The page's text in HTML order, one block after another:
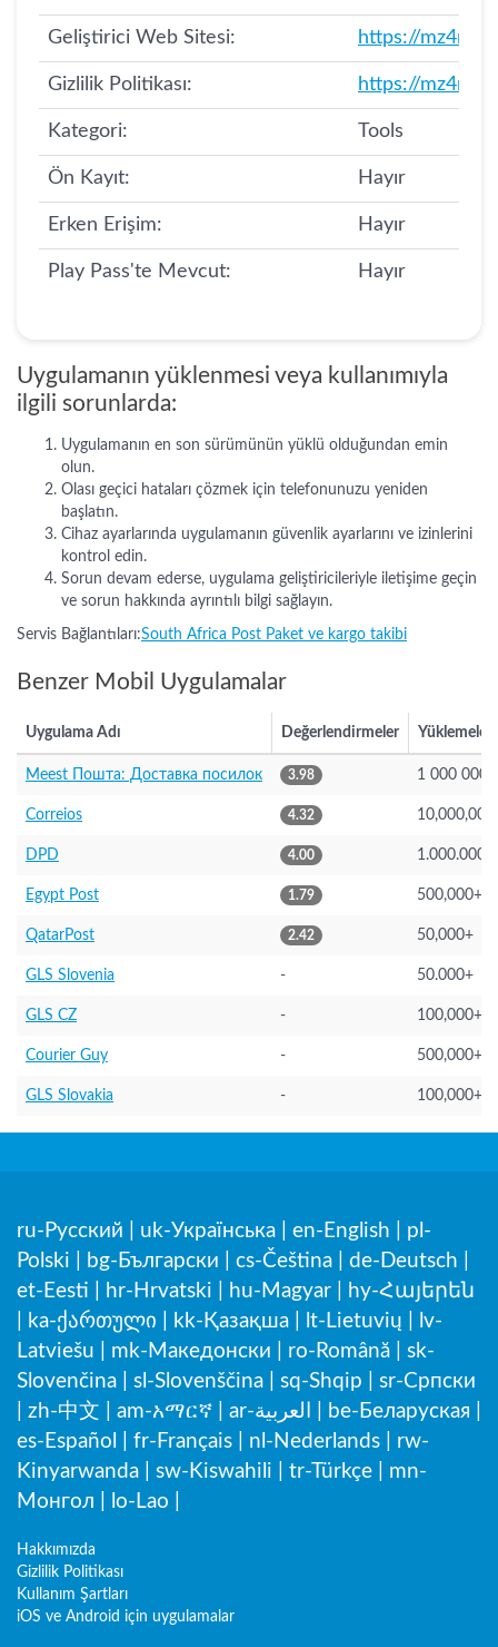
Geliştirici Web Sitesi: https://
Gizlilik Politikası: https://
Kategori: Tools
Ön Kayıt: Hayır
Erken Erişim: Hayır
Play Pass'te Mevcut: Hayır
Uygulamanın yüklenmesi veya kullanımıyla
ilgili sorunlarda:
Uygulamanın en son sürümünün yüklü olduğundan emin
olun.
Olası geçici hataları çözmek için telefonunuzu yeniden
başlatın.
Cihaz ayarlarında uygulamanın güvenlik ayarlarını ve izinlerini
kontrol edin.
Sorun devam ederse, uygulama geliştiricileriyle iletişime geçin
ve sorun hakkında ayrıntılı bilgi sağlayın.
Servis Bağlantıları:South Africa Post Paket ve kargo takibi
Benzer Mobil Uygulamalar
Uygulama Adı Değerlendirmeler Yüklemeler
Meest Пошта: Доставка посилок 3.98 1 000 000+
Correios 4.32
DPD 4.00 1.000.000+
Egypt Post 1.79 500,000+
QatarPost 2.42 50,000+
GLS Slovenia - 50.000+
GLS CZ - 100,000+
Courier Guy - 500,000+
GLS Slovakia - 100,000+
ru-Русский uk-Українська en-English
pl-
Polski
bg-Български cs-Čeština de-Deutsch
et-Eesti
hr-Hrvatski hu-Magyar
hy-Հայերեն
ka-ქართული kk-Қазақша lt-Lietuvių
lv-
Latviešu
mk-Македонски ro-Română
sk-
Slovenčina
sl-Slovenščina sq-Shqip
sr-Српски
zh-中文 am-አማርኛ ar-العربية be-Беларуская
es-Español
fr-Français nl-Nederlands
rw-
Kinyarwanda
sw-Kiswahili tr-Türkçe
mn-
Монгол
lo-Lao
Hakkımızda
Gizlilik Politikası
Kullanım Şartları
iOS ve Android için uygulamalar